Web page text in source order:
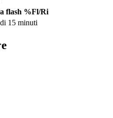
flash %Fl/Ri
15 minuti